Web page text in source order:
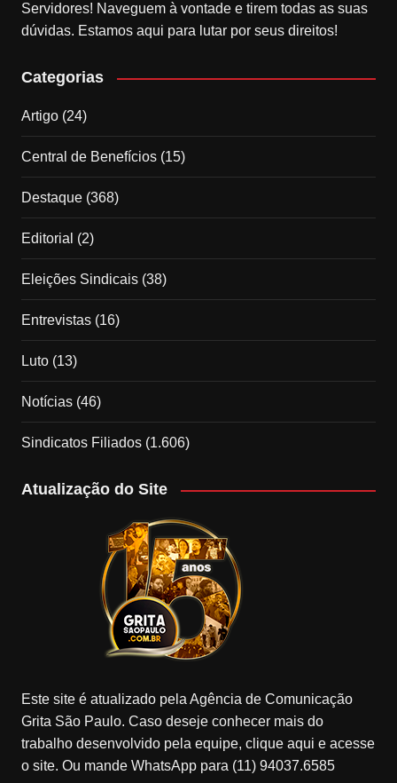
Servidores! Naveguem à vontade e tirem todas as suas
dúvidas. Estamos aqui para lutar por seus direitos!
Categorias
Artigo(24)
Central de Benefícios(15)
Destaque(368)
Editorial (2)
Eleições Sindicais(38)
Entrevistas(16)
Luto(13)
Notícias(46)
Sindicatos Filiados(1.606)
Atualização do Site
Este site é atualizado pela Agência de Comunicação
Grita São Paulo. Caso deseje conhecer mais do
trabalho desenvolvido pela equipe, clique aqui e acesse
o site. Ou mande WhatsApp para (11) 94037.6585